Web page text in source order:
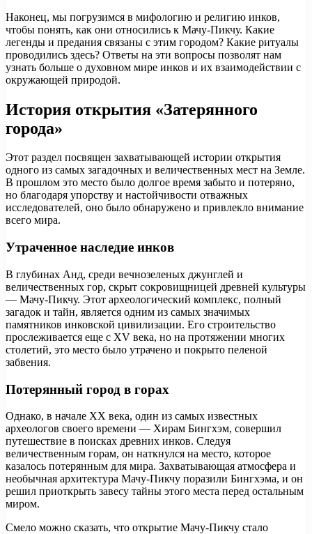
Наконец, мы погрузимся в мифологию и религию инков,
чтобы понять, как они относились к Мачу-Пикчу. Какие
легенды и предания связаны с этим городом? Какие ритуалы
проводились здесь? Ответы на эти вопросы позволят нам
узнать больше о духовном мире инков и их взаимодействии с
окружающей природой.
История открытия «Затерянного
города»
Этот раздел посвящен захватывающей истории открытия
одного из самых загадочных и величественных мест на Земле.
В прошлом это место было долгое время забыто и потеряно,
но благодаря упорству и настойчивости отважных
исследователей, оно было обнаружено и привлекло внимание
всего мира.
Утраченное наследие инков
В глубинах Анд, среди вечнозеленых джунглей и
величественных гор, скрыт сокровищницей древней культуры
— Мачу-Пикчу. Этот археологический комплекс, полный
загадок и тайн, является одним из самых значимых
памятников инковской цивилизации. Его строительство
прослеживается еще с XV века, но на протяжении многих
столетий, это место было утрачено и покрыто пеленой
забвения.
Потерянный город в горах
Однако, в начале XX века, один из самых известных
археологов своего времени — Хирам Бингхэм, совершил
путешествие в поисках древних инков. Следуя
величественным горам, он наткнулся на место, которое
казалось потерянным для мира. Захватывающая атмосфера и
необычная архитектура Мачу-Пикчу поразили Бингхэма, и он
решил приоткрыть завесу тайны этого места перед остальным
миром.
Смело можно сказать, что открытие Мачу-Пикчу стало